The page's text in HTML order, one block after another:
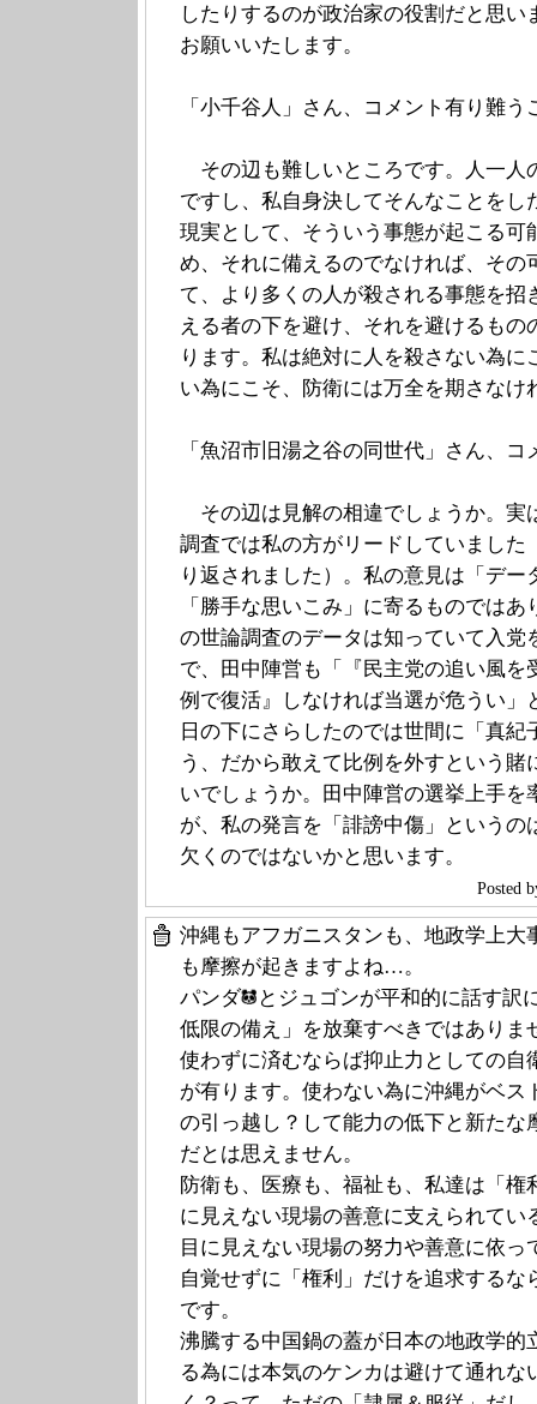
したりするのが政治家の役割だと思
お願いいたします。
「小千谷人」さん、コメント有り難う
その辺も難しいところです。人一人
ですし、私自身決してそんなことをし
現実として、そういう事態が起こる可
め、それに備えるのでなければ、その
て、より多くの人が殺される事態を招
える者の下を避け、それを避けるも
ります。私は絶対に人を殺さない為
い為にこそ、防衛には万全を期さなけ
「魚沼市旧湯之谷の同世代」さん、
その辺は見解の相違でしょうか。実
調査では私の方がリードしていました
り返されました）。私の意見は「デ
「勝手な思いこみ」に寄るものでは
の世論調査のデータは知っていて入党
で、田中陣営も「『民主党の追い風を
例で復活』しなければ当選が危うい」
日の下にさらしたのでは世間に「真
う、だから敢えて比例を外すという
いでしょうか。田中陣営の選挙上手を
が、私の発言を「誹謗中傷」というの
欠くのではないかと思います。
Posted
沖縄もアフガニスタンも、地政学上大
も摩擦が起きますよね…。
パンダ
とジュゴンが平和的に話す訳
低限の備え」を放棄すべきではありま
使わずに済むならば抑止力としての自
が有ります。使わない為に沖縄がベス
の引っ越し？して能力の低下と新たな
だとは思えません。
防衛も、医療も、福祉も、私達は「
に見えない現場の善意に支えられてい
目に見えない現場の努力や善意に依
自覚せずに「権利」だけを追求する
です。
沸騰する中国鍋の蓋が日本の地政学
る為には本気のケンカは避けて通れな